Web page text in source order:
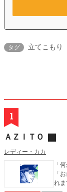
タグ 立てこもり
1
ＡＺＩＴＯ
レディー・カカ
「
「
れま